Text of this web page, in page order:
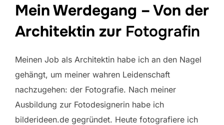
Mein Werdegang – Von der
Architektin zur Fotografin
Meinen Job als Architektin habe ich an den Nagel
gehängt, um meiner wahren Leidenschaft
nachzugehen: der Fotografie. Nach meiner
Ausbildung zur Fotodesignerin habe ich
bilderideen.de gegründet. Heute fotografiere ich